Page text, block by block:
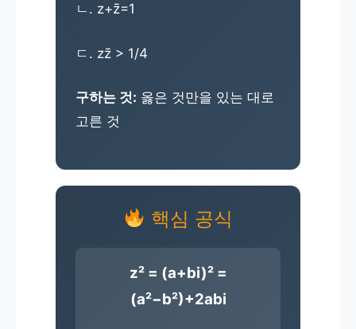
ㄴ. z+z̄=1
ㄷ. zz̄ > 1/4
구하는 것: 옳은 것만을 있는 대로
고른 것
핵심 공식
z² = (a+bi)² =
(a²−b²)+2abi